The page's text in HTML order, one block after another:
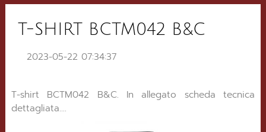
T-SHIRT BCTM042 B&C
2023-05-22 07:34:37
T-shirt BCTM042 B&C. In allegato scheda tecnica
dettagliata....